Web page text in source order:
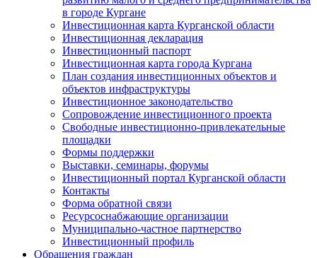
в городе Кургане
Инвестиционная карта Курганской области
Инвестиционная декларация
Инвестиционный паспорт
Инвестиционная карта города Кургана
План создания инвестиционных объектов и
объектов инфраструктуры
Инвестиционное законодательство
Сопровождение инвестиционного проекта
Свободные инвестиционно-привлекательные
площадки
Формы поддержки
Выставки, семинары, форумы
Инвестиционный портал Курганской области
Контакты
Форма обратной связи
Ресурсоснабжающие организации
Муниципально-частное партнерство
Инвестиционный профиль
Обращения граждан